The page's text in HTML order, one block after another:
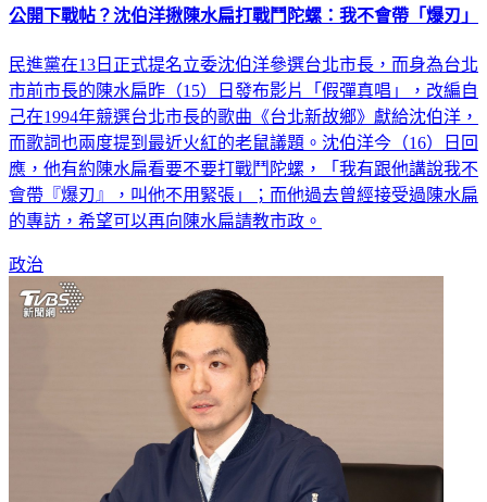
公開下戰帖？沈伯洋揪陳水扁打戰鬥陀螺：我不會帶「爆刃」
民進黨在13日正式提名立委沈伯洋參選台北市長，而身為台北
市前市長的陳水扁昨（15）日發布影片「假彈真唱」，改編自
己在1994年競選台北市長的歌曲《台北新故鄉》獻給沈伯洋，
而歌詞也兩度提到最近火紅的老鼠議題。沈伯洋今（16）日回
應，他有約陳水扁看要不要打戰鬥陀螺，「我有跟他講說我不
會帶『爆刃』，叫他不用緊張」；而他過去曾經接受過陳水扁
的專訪，希望可以再向陳水扁請教市政。
政治